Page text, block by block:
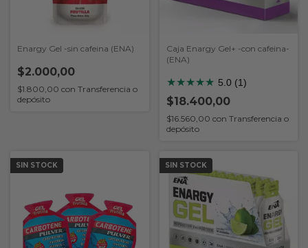
Enargy Gel -sin cafeina (ENA)
$2.000,00
$1.800,00 con Transferencia o
depósito
Caja Enargy Gel+ -con cafeina-
(ENA)
★★★★★ 5.0 (1)
$18.400,00
$16.560,00 con Transferencia o
depósito
SIN STOCK SIN STOCK